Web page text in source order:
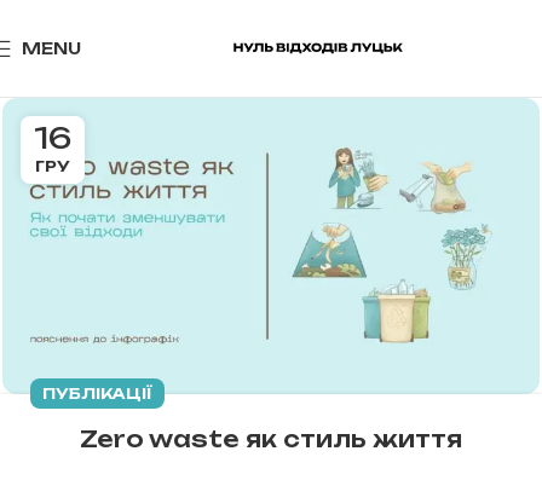
MENU
16
ГРУ
ПУБЛІКАЦІЇ
Zero waste як стиль життя